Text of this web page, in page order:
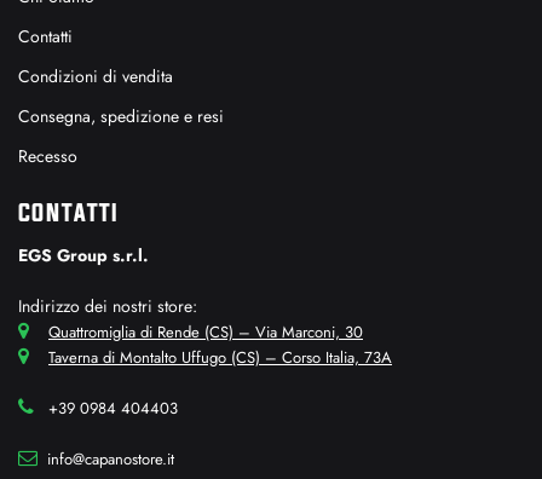
Contatti
Condizioni di vendita
Consegna, spedizione e resi
Recesso
CONTATTI
EGS Group s.r.l.
Indirizzo dei nostri store:
Quattromiglia di Rende (CS) – Via Marconi, 30
Taverna di Montalto Uffugo (CS) – Corso Italia, 73A
+39 0984 404403
info@capanostore.it